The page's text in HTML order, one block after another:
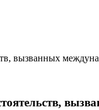
вызванных